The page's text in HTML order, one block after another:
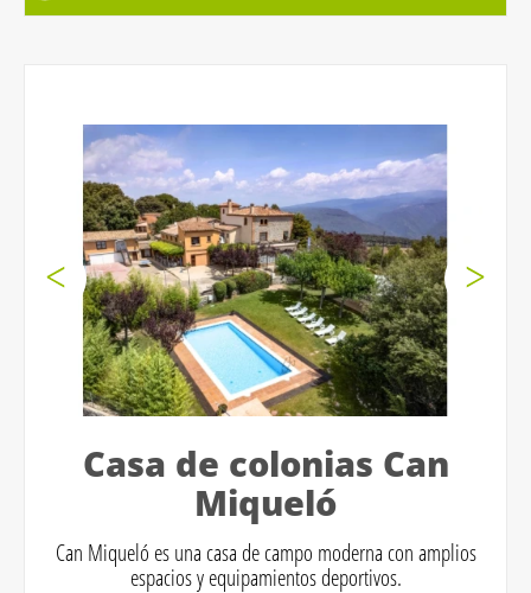
Casa de colonias Can
Miqueló
Can Miqueló es una casa de campo moderna con amplios
espacios y equipamientos deportivos.